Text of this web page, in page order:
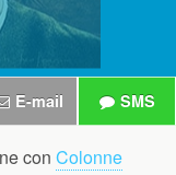
E-mail SMS
con Colonne